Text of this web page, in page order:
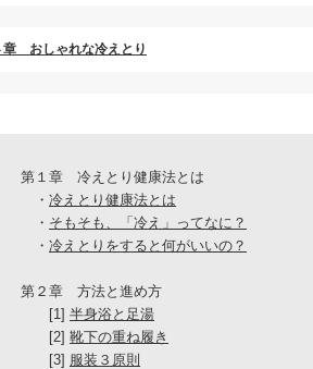
章 おしゃれな冷えとり
第１章 冷えとり健康法とは
・ 冷えとり健康法とは
・ そもそも、「冷え」ってなに？
・ 冷えとりをすると何がいいの？
第２章 方法と進め方
[1] 半身浴と足湯
[2] 靴下の重ね履き
[3] 服装３原則